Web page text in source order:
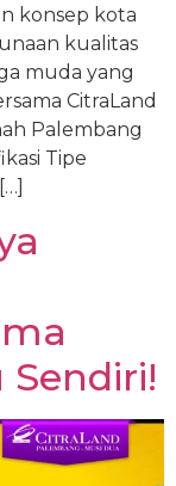
konsep kota
kualitas
muda yang
CitraLand
Palembang
Tipe